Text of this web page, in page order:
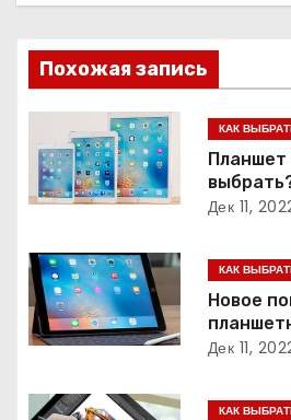
и
я
п
о
з
а
п
и
Похожая запись
КАК
Планшет
Дек 11,
КАК
Новое
9.7
Дек 11,
КАК